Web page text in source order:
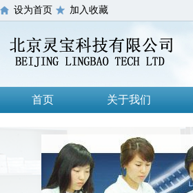
设为首页 加入收藏
首页 关于我们